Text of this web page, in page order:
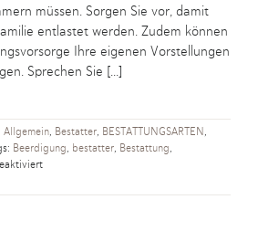
müssen. Sorgen Sie vor, damit
entlastet werden. Zudem können
Ihre eigenen Vorstellungen
Sprechen Sie [...]
Allgemein, Bestatter, BESTATTUNGSARTEN,
Beerdigung, bestatter, Bestattung,
für
Rechtzeitig